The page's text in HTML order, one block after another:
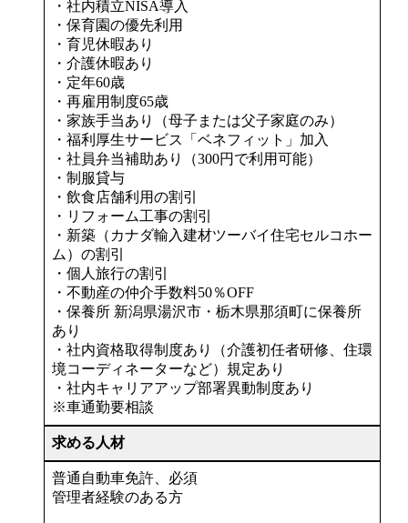
・社内積立NISA導入
・保育園の優先利用
・育児休暇あり
・介護休暇あり
・定年60歳
・再雇用制度65歳
・家族手当あり（母子または父子家庭のみ）
・福利厚生サービス「ベネフィット」加入
・社員弁当補助あり（300円で利用可能）
・制服貸与
・飲食店舗利用の割引
・リフォーム工事の割引
・新築（カナダ輸入建材ツーバイ住宅セルコホー
ム）の割引
・個人旅行の割引
・不動産の仲介手数料50％OFF
・保養所 新潟県湯沢市・栃木県那須町に保養所
あり
・社内資格取得制度あり（介護初任者研修、住環
境コーディネーターなど）規定あり
・社内キャリアアップ部署異動制度あり
※車通勤要相談
求める人材
普通自動車免許、必須
管理者経験のある方